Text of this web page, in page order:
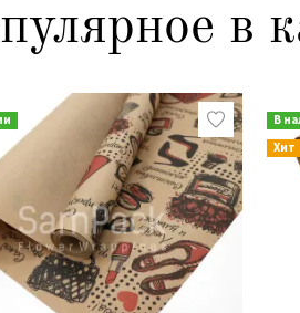
в
В
Хит